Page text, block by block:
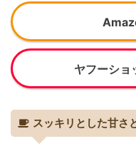
ヤフーショ
スッキリとした甘さ